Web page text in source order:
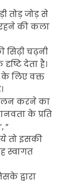
तोड़ जोड़ से
की कला
चढ़नी
देता है।
लिए वक्त
करने का
के प्रति
”
तो इसकी
स्वागत
द्वारा